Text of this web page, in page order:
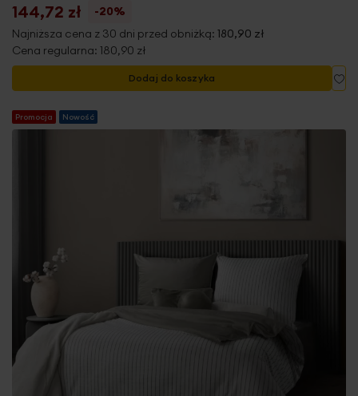
144,72 zł
-20%
Najniższa cena z 30 dni przed obniżką: 180,90 zł
Cena regularna: 180,90 zł
Dodaj do koszyka
Promocja Nowość